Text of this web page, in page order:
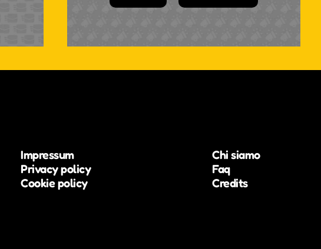
Impressum
Privacy policy
Cookie policy
Chi siamo
Faq
Credits